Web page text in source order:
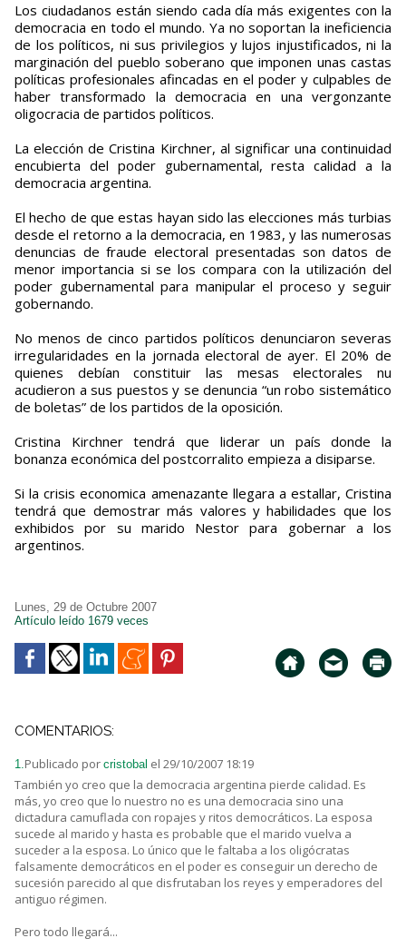
Los ciudadanos están siendo cada día más exigentes con la
democracia en todo el mundo. Ya no soportan la ineficiencia
de los políticos, ni sus privilegios y lujos injustificados, ni la
marginación del pueblo soberano que imponen unas castas
políticas profesionales afincadas en el poder y culpables de
haber transformado la democracia en una vergonzante
oligocracia de partidos políticos.
La elección de Cristina Kirchner, al significar una continuidad
encubierta del poder gubernamental, resta calidad a la
democracia argentina.
El hecho de que estas hayan sido las elecciones más turbias
desde el retorno a la democracia, en 1983, y las numerosas
denuncias de fraude electoral presentadas son datos de
menor importancia si se los compara con la utilización del
poder gubernamental para manipular el proceso y seguir
gobernando.
No menos de cinco partidos políticos denunciaron severas
irregularidades en la jornada electoral de ayer. El 20% de
quienes debían constituir las mesas electorales nu
acudieron a sus puestos y se denuncia “un robo sistemático
de boletas” de los partidos de la oposición.
Cristina Kirchner tendrá que liderar un país donde la
bonanza económica del postcorralito empieza a disiparse.
Si la crisis economica amenazante llegara a estallar, Cristina
tendrá que demostrar más valores y habilidades que los
exhibidos por su marido Nestor para gobernar a los
argentinos.
Lunes, 29 de Octubre 2007
Artículo leído 1679 veces
COMENTARIOS:
1.Publicado por cristobal el 29/10/2007 18:19
También yo creo que la democracia argentina pierde calidad. Es
más, yo creo que lo nuestro no es una democracia sino una
dictadura camuflada con ropajes y ritos democráticos. La esposa
sucede al marido y hasta es probable que el marido vuelva a
suceder a la esposa. Lo único que le faltaba a los oligócratas
falsamente democráticos en el poder es conseguir un derecho de
sucesión parecido al que disfrutaban los reyes y emperadores del
antiguo régimen.
Pero todo llegará...